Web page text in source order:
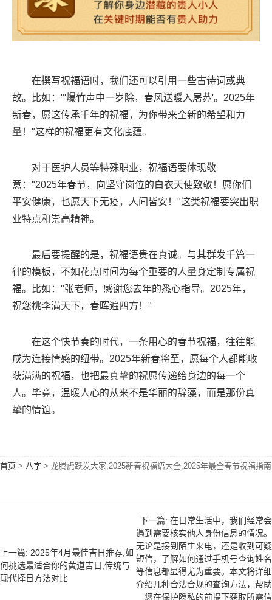
在撰写祝福语时，我们还可以引用一些古诗词或典
故。比如："'爆竹声中一岁除，春风送暖入屠苏'。2025年
新春，愿这传承千年的祝福，为你带来全新的希望和力
量！"这样的祝福更有文化底蕴。
对于医护人员等特殊职业，祝福语要体现敬
意："2025年春节，向坚守岗位的白衣天使致敬！愿你们
平安健康，也愿天下无疫，人间皆安！"这类祝福要突出职
业特点和崇高精神。
最后要提醒的是，祝福语贵在真诚。与其群发千篇一
律的模板，不如花点时间为每个重要的人量身定制专属祝
福。比如："张老师，感谢您去年的悉心指导。2025年，
祝您桃李满天下，春晖遍四方！"
在这个快节奏的时代，一条用心的春节祝福，往往能
成为连接情感的纽带。2025年新春将至，愿每个人都能收
获满满的祝福，也把最真挚的祝愿传递给身边的每一个
人。毕竟，温暖人心的从来不是华丽的辞藻，而是那份真
挚的情谊。
首页 > 八字 > 龙腾虎跃发大家,2025新春祝福语大全,2025年最全春节祝福指南
上一篇: 2025年4月最佳吉日推荐,如
何挑选最适合你的黄道吉日,传统与
现代择日方法对比
下一篇: 在日常生活中，我们经常会
遇到需要核实他人身份信息的情况。
无论是接到陌生来电，还是收到可疑
短信，了解如何通过手机号查询姓名
等信息都显得尤为重要。本文将详细
介绍几种合法合规的查询方法，帮助
您在保护隐私的前提下获取所需信